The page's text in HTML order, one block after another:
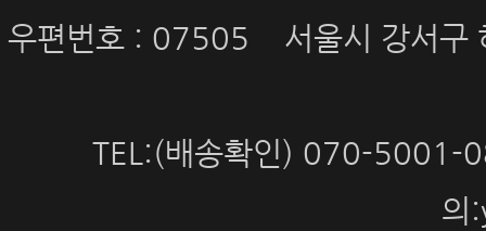
우편번호 : 07505 서울시 강서구
TEL:(배송확인) 070-
의